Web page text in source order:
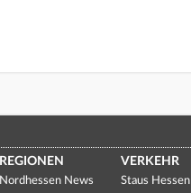
REGIONEN
Nordhessen News
VERKEHR
Staus Hessen